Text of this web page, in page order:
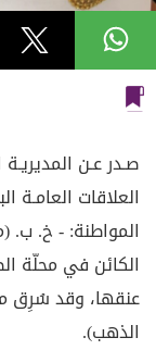
صـدر عـن
الكائن في محلّة
عنقها، وقد سُرِق
الذهب).